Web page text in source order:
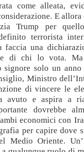
come alleata,
E
Trump per
terrorista
una
di chi lo vota.
signore solo un
Ministro
di vincere le
avuto e aspira a
dovrebbe
economici con
per capire dove
Medio Oriente.